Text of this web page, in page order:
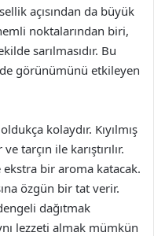
açısından da büyük
noktalarından biri,
sarılmasıdır. Bu
görünümünü etkileyen
kolaydır. Kıyılmış
tarçın ile karıştırılır.
ekstra bir aroma katacak.
özgün bir tat verir.
dağıtmak
lezzeti almak mümkün